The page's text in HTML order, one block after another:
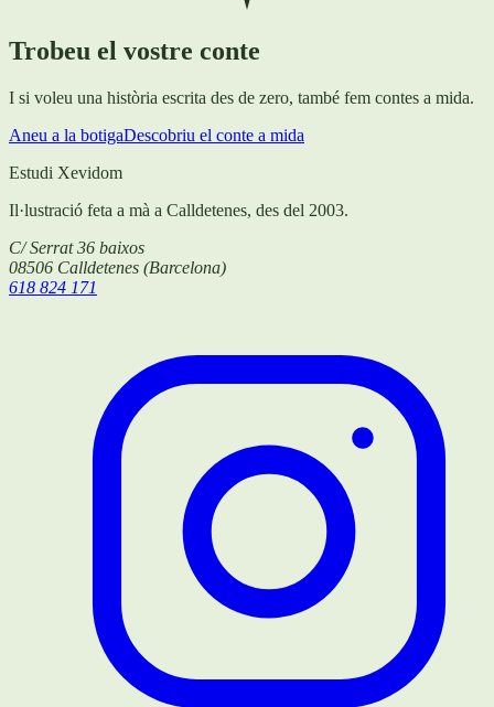
Trobeu el vostre conte
I si voleu una història escrita des de zero, també fem contes a mida.
Aneu a la botigaDescobriu el conte a mida
Estudi Xevidom
Il·lustració feta a mà a Calldetenes, des del 2003.
C/ Serrat 36 baixos
08506 Calldetenes (Barcelona)
618 824 171